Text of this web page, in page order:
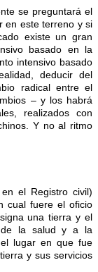
se preguntará el
en este terreno y si
existe un gran
basado en la
intensivo basado
deducir del
radical entre el
– y los habrá
realizados con
Y no al ritmo
el Registro civil)
cual fuere el oficio
una tierra y el
de la salud y a la
lugar en que fue
y sus servicios